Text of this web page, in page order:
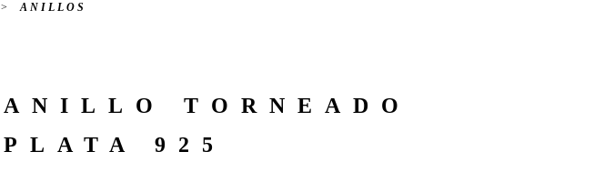
> ANILLOS
ANILLO TORNEADO
PLATA 925